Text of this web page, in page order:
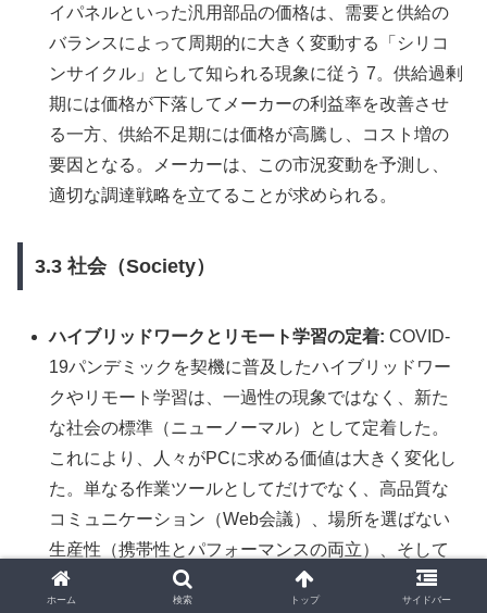
イパネルといった汎用部品の価格は、需要と供給の
バランスによって周期的に大きく変動する「シリコ
ンサイクル」として知られる現象に従う 7。供給過剰
期には価格が下落してメーカーの利益率を改善させ
る一方、供給不足期には価格が高騰し、コスト増の
要因となる。メーカーは、この市況変動を予測し、
適切な調達戦略を立てることが求められる。
3.3 社会（Society）
ハイブリッドワークとリモート学習の定着: COVID-
19パンデミックを契機に普及したハイブリッドワー
クやリモート学習は、一過性の現象ではなく、新た
な社会の標準（ニューノーマル）として定着した。
これにより、人々がPCに求める価値は大きく変化し
た。単なる作業ツールとしてだけでなく、高品質な
コミュニケーション（Web会議）、場所を選ばない
生産性（携帯性とパフォーマンスの両立）、そして
強固なセキュリティが不可欠な要素となった 17。こ
ホーム 検索 トップ サイドバー